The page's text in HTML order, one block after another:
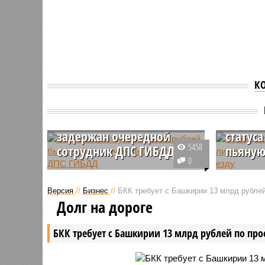
В Уфе за взятку в 30
задержан очередной
сотрудник ДПС ГИБДД
Сотрудник полка ДПС ГИБДД
задержан за взятку в 30 тысяч
рублей, причем с водителя.
находящегося в состоянии
алкогольного опьянения.
5458
0
В
Версия // Бизнес // БКК требует с Башкирии 13 млрд
БКК требует с Башкирии 13 млрд рублей по
Долг на дороге